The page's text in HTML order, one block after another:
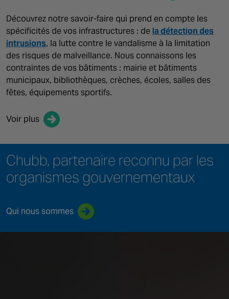
Découvrez notre savoir-faire qui prend en compte les
spécificités de vos infrastructures : de la détection des
intrusions, la lutte contre le vandalisme à la limitation
des risques de malveillance. Nous connaissons les
contraintes de vos bâtiments : mairie et bâtiments
municipaux, bibliothèques, crèches, écoles, salles des
fêtes, équipements sportifs.
Voir plus
Chubb, partenaire reconnu par les
organismes gouvernementaux
Qui nous sommes